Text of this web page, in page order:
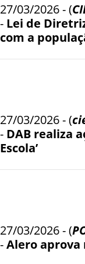
27/03/2026 - (
- Lei de
com a
27/03/2026 - (
- DAB realiza
Escola’
27/03/2026 - (
-Alero aprova